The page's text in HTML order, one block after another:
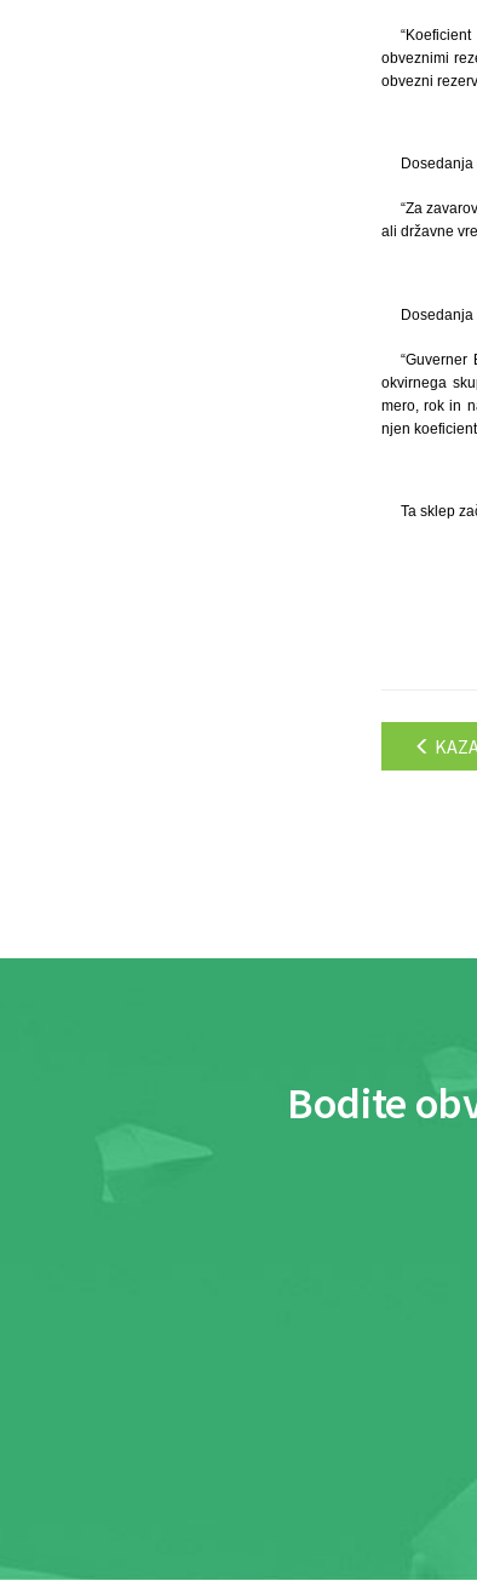
obveznimi
obvezni
Dosedanja
“Za
ali državne
Dosedanja
okvirnega
mero, rok in
njen
Ta sklep
Bodite